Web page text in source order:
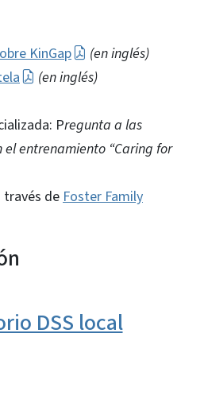
KinGap
(en inglés)
(en inglés)
Pregunta a las
el entrenamiento “Caring for
través de Foster Family
DSS local